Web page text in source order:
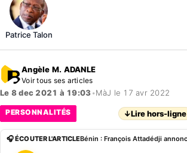
Patrice Talon
Angèle M. ADANLE
Voir tous ses articles
Le 8 dec 2021 à 19:03•MàJ le 17 avr 2022
PERSONNALITÉS ↓Lire hors-ligne
🎧 ÉCOUTER L'ARTICLE